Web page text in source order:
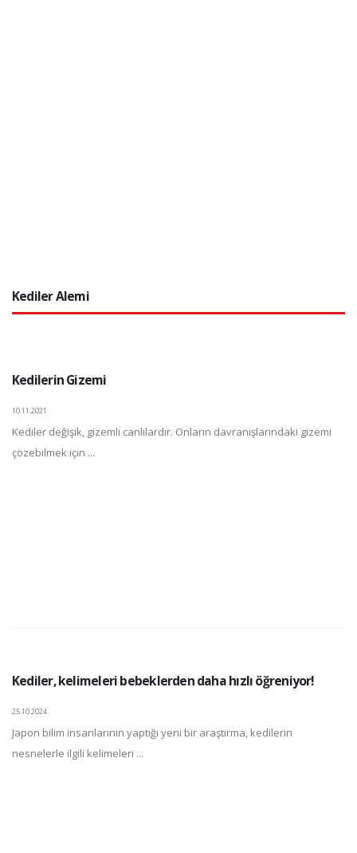
Kediler Alemi
Kedilerin Gizemi
10.11.2021
Kediler değişik, gizemli canlılardır. Onların davranışlarındaki gizemi
çözebilmek için ...
Kediler, kelimeleri bebeklerden daha hızlı öğreniyor!
25.10.2024
Japon bilim insanlarının yaptığı yeni bir araştırma, kedilerin
nesnelerle ilgili kelimeleri ...